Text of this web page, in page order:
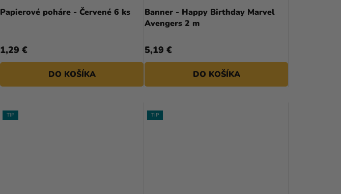
D
U
K
T
O
Papierové poháre - Červené 6 ks
1,29 €
DO KOŠÍKA
Banner - Happy Birthday Marvel
Avengers 2 m
5,19 €
DO KOŠÍKA
TIP TIP